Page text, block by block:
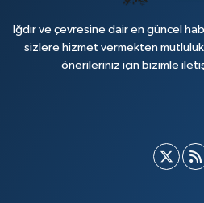
Iğdır ve çevresine dair en güncel
sizlere hizmet vermekten mutluluk
önerileriniz için bizimle